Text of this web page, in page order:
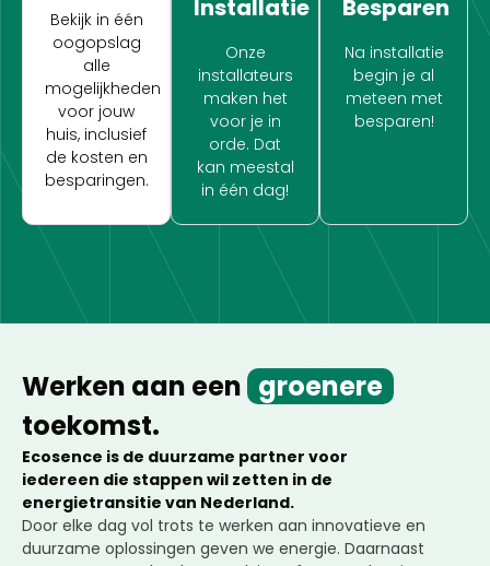
Bekijk in één
oogopslag
alle
mogelijkheden
voor jouw
huis, inclusief
de kosten en
besparingen.
Installatie
Onze
installateurs
maken het
voor je in
orde. Dat
kan meestal
in één dag!
Besparen
Na installatie
begin je al
meteen met
besparen!
Werken aan een groenere
toekomst.
Ecosence is de duurzame partner voor
iedereen die stappen wil zetten in de
energietransitie van Nederland.
Door elke dag vol trots te werken aan innovatieve en
duurzame oplossingen geven we energie. Daarnaast